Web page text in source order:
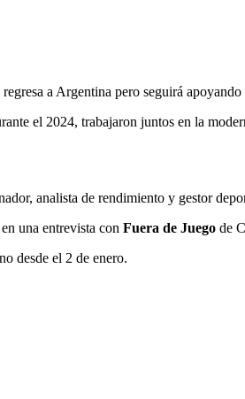
a Argentina pero seguirá apoyando
el 2024, trabajaron juntos en la
analista de rendimiento y gestor
una entrevista con Fuera de Juego de
desde el 2 de enero.